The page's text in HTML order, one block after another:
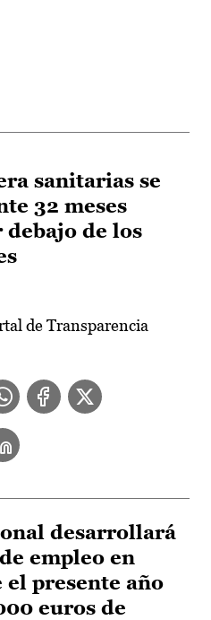
sanitarias se
32 meses
debajo de los
de Transparencia
desarrollará
empleo en
presente año
euros de